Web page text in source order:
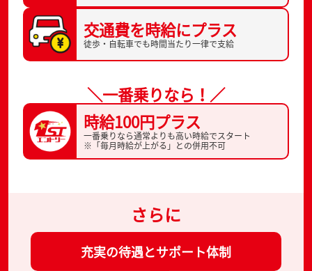
交通費を時給にプラス
徒歩・自転車でも時間当たり一律で支給
＼一番乗りなら！／
時給100円プラス
一番乗りなら通常よりも高い時給でスタート
※「毎月時給が上がる」との併用不可
さらに
充実の待遇とサポート体制